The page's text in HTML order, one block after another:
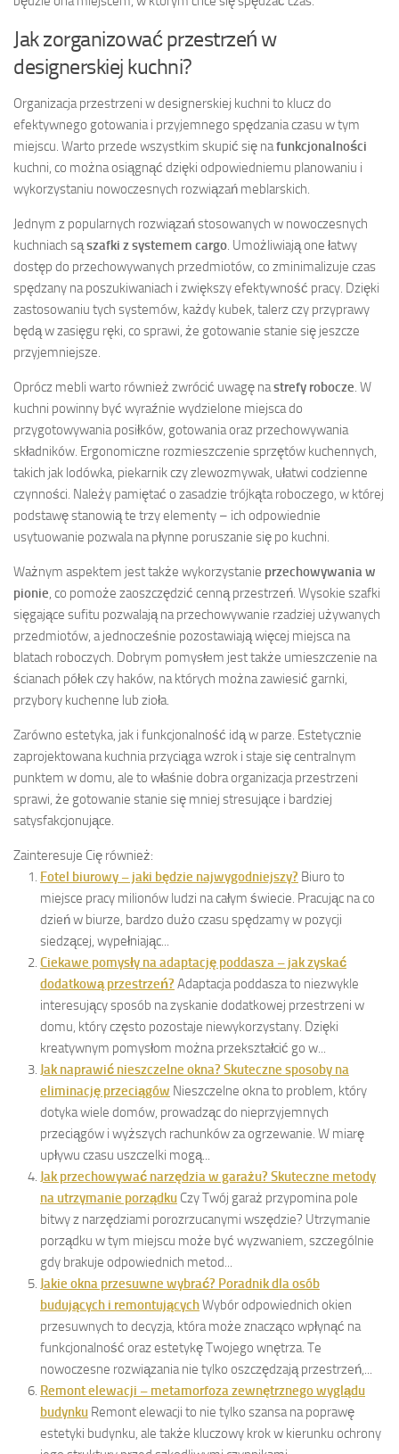
Jak zorganizować przestrzeń w
designerskiej kuchni?
Organizacja przestrzeni w designerskiej kuchni to klucz do
efektywnego gotowania i przyjemnego spędzania czasu w tym
miejscu. Warto przede wszystkim skupić się nafunkcjonalności
kuchni, co można osiągnąć dzięki odpowiedniemu planowaniu i
wykorzystaniu nowoczesnych rozwiązań meblarskich.
Jednym z popularnych rozwiązań stosowanych w nowoczesnych
kuchniach sąszafki z systemem cargo. Umożliwiają one łatwy
dostęp do przechowywanych przedmiotów, co zminimalizuje czas
spędzany na poszukiwaniach i zwiększy efektywność pracy. Dzięki
zastosowaniu tych systemów, każdy kubek, talerz czy przyprawy
będą w zasięgu ręki, co sprawi, że gotowanie stanie się jeszcze
przyjemniejsze.
Oprócz mebli warto również zwrócić uwagę nastrefy robocze. W
kuchni powinny być wyraźnie wydzielone miejsca do
przygotowywania posiłków, gotowania oraz przechowywania
składników. Ergonomiczne rozmieszczenie sprzętów kuchennych,
takich jak lodówka, piekarnik czy zlewozmywak, ułatwi codzienne
czynności. Należy pamiętać o zasadzie trójkąta roboczego, w której
podstawę stanowią te trzy elementy – ich odpowiednie
usytuowanie pozwala na płynne poruszanie się po kuchni.
Ważnym aspektem jest także wykorzystanie przechowywania w
pionie, co pomoże zaoszczędzić cenną przestrzeń. Wysokie szafki
sięgające sufitu pozwalają na przechowywanie rzadziej używanych
przedmiotów, a jednocześnie pozostawiają więcej miejsca na
blatach roboczych. Dobrym pomysłem jest także umieszczenie na
ścianach półek czy haków, na których można zawiesić garnki,
przybory kuchenne lub zioła.
Zarówno estetyka, jak i funkcjonalność idą w parze. Estetycznie
zaprojektowana kuchnia przyciąga wzrok i staje się centralnym
punktem w domu, ale to właśnie dobra organizacja przestrzeni
sprawi, że gotowanie stanie się mniej stresujące i bardziej
satysfakcjonujące.
Zainteresuje Cię również:
Fotel biurowy – jaki będzie najwygodniejszy? Biuro to
miejsce pracy milionów ludzi na całym świecie. Pracując na co
dzień w biurze, bardzo dużo czasu spędzamy w pozycji
siedzącej, wypełniając...
Ciekawe pomysły na adaptację poddasza – jak zyskać
dodatkową przestrzeń? Adaptacja poddasza to niezwykle
interesujący sposób na zyskanie dodatkowej przestrzeni w
domu, który często pozostaje niewykorzystany. Dzięki
kreatywnym pomysłom można przekształcić go w...
Jak naprawić nieszczelne okna? Skuteczne sposoby na
eliminację przeciągów Nieszczelne okna to problem, który
dotyka wiele domów, prowadząc do nieprzyjemnych
przeciągów i wyższych rachunków za ogrzewanie. W miarę
upływu czasu uszczelki mogą...
Jak przechowywać narzędzia w garażu? Skuteczne metody
na utrzymanie porządku Czy Twój garaż przypomina pole
bitwy z narzędziami porozrzucanymi wszędzie? Utrzymanie
porządku w tym miejscu może być wyzwaniem, szczególnie
gdy brakuje odpowiednich metod...
Jakie okna przesuwne wybrać? Poradnik dla osób
budujących i remontującychWybór odpowiednich okien
przesuwnych to decyzja, która może znacząco wpłynąć na
funkcjonalność oraz estetykę Twojego wnętrza. Te
nowoczesne rozwiązania nie tylko oszczędzają przestrzeń,...
Remont elewacji – metamorfoza zewnętrznego wyglądu
budynku Remont elewacji to nie tylko szansa na poprawę
estetyki budynku, ale także kluczowy krok w kierunku ochrony